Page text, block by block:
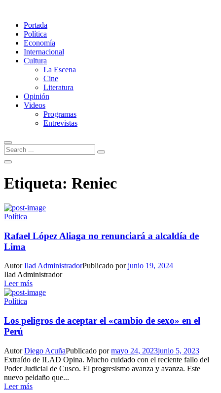
Portada
Política
Economía
Internacional
Cultura
La Escena
Cine
Literatura
Opinión
Videos
Programas
Entrevistas
Etiqueta: Reniec
Política
Rafael López Aliaga no renunciará a alcaldía de
Lima
AutorIlad AdministradorPublicado porjunio 19, 2024
Ilad Administrador
Leer más
Política
Los peligros de aceptar el «cambio de sexo» en el
Perú
AutorDiego AcuñaPublicado pormayo 24, 2023junio 5, 2023
Extraído de ILAD Opina. Mucho cuidado con el reciente fallo del
Poder Judicial de Cusco. El progresismo avanza y avanza. Este
nuevo peldaño que...
Leer más